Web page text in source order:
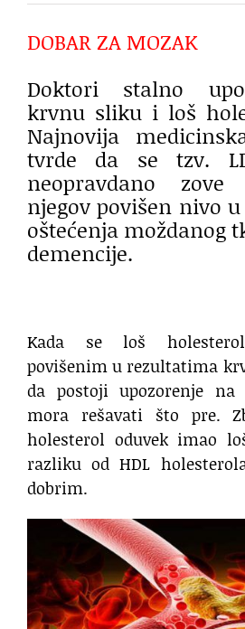
DOBAR ZA MOZAK
Doktori stalno
krvnu sliku i loš
Najnovija
tvrde da se tzv.
neopravdano
njegov povišen nivo
oštećenja moždanog
demencije.
Kada se loš
povišenim u rezultatima
da postoji upozorenje
mora rešavati što pre.
holesterol oduvek imao
razliku od HDL
dobrim.